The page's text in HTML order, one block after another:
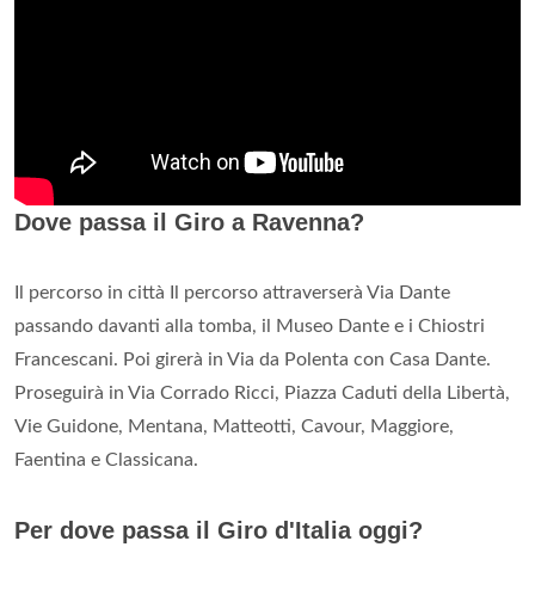
Dove passa il Giro a Ravenna?
Il percorso in città Il percorso attraverserà Via Dante
passando davanti alla tomba, il Museo Dante e i Chiostri
Francescani. Poi girerà in Via da Polenta con Casa Dante.
Proseguirà in Via Corrado Ricci, Piazza Caduti della Libertà,
Vie Guidone, Mentana, Matteotti, Cavour, Maggiore,
Faentina e Classicana.
Per dove passa il Giro d'Italia oggi?